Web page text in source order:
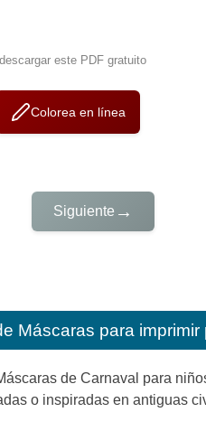
este PDF gratuito
Colorea en línea
Siguiente →
Máscaras para imprimir
de Carnaval para
o inspiradas en antiguas